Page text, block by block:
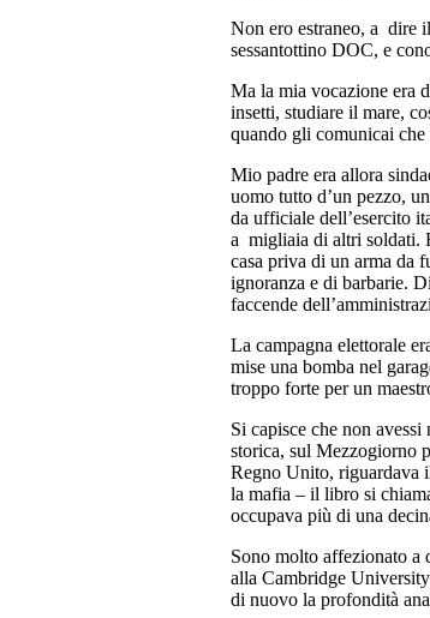
Non ero estraneo, a dire
sessantottino DOC, e
Ma la mia vocazione era
insetti, studiare il mare,
quando gli comunicai
Mio padre era allora
uomo tutto d’un pezzo,
da ufficiale dell’esercito
a migliaia di altri soldati.
casa priva di un arma da
ignoranza e di barbarie.
faccende
La campagna elettorale
mise una bomba nel
troppo forte per un
Si capisce che non
storica, sul Mezzogiorno
Regno Unito, riguardava
la mafia – il libro si
occupava più di una
Sono molto affezionato a
alla Cambridge
di nuovo la profondità